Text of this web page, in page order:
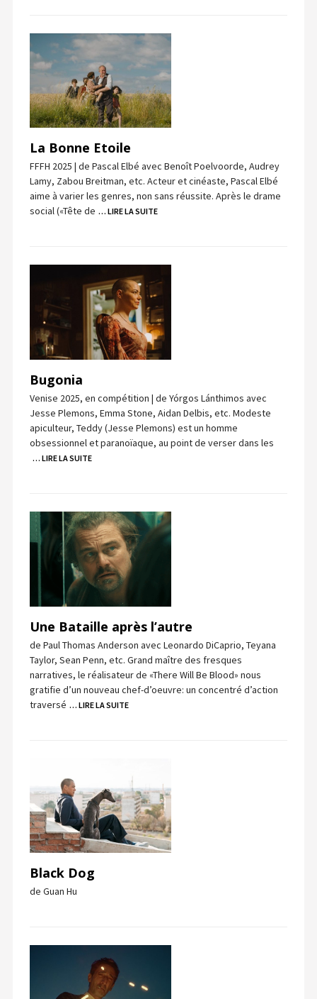
La Bonne Etoile
FFFH 2025 | de Pascal Elbé avec Benoît Poelvoorde, Audrey
Lamy, Zabou Breitman, etc. Acteur et cinéaste, Pascal Elbé
aime à varier les genres, non sans réussite. Après le drame
social («Tête de … LIRE LA SUITE
Bugonia
Venise 2025, en compétition | de Yórgos Lánthimos avec
Jesse Plemons, Emma Stone, Aidan Delbis, etc. Modeste
apiculteur, Teddy (Jesse Plemons) est un homme
obsessionnel et paranoïaque, au point de verser dans les
… LIRE LA SUITE
Une Bataille après l’autre
de Paul Thomas Anderson avec Leonardo DiCaprio, Teyana
Taylor, Sean Penn, etc. Grand maître des fresques
narratives, le réalisateur de «There Will Be Blood» nous
gratifie d’un nouveau chef-d’oeuvre: un concentré d’action
traversé … LIRE LA SUITE
Black Dog
de Guan Hu